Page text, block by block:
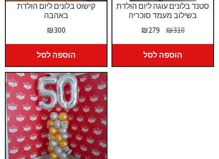
קישוט בלונים ליום הולדת
באהבה
₪300
הוספה לסל
סטנד בלונים עוגה ליום הולדת
בשילוב מעמד סוכריה
₪310
המחיר
המקורי
היה:
₪310.
₪279
הנוכחי
₪279.
הוספה לסל